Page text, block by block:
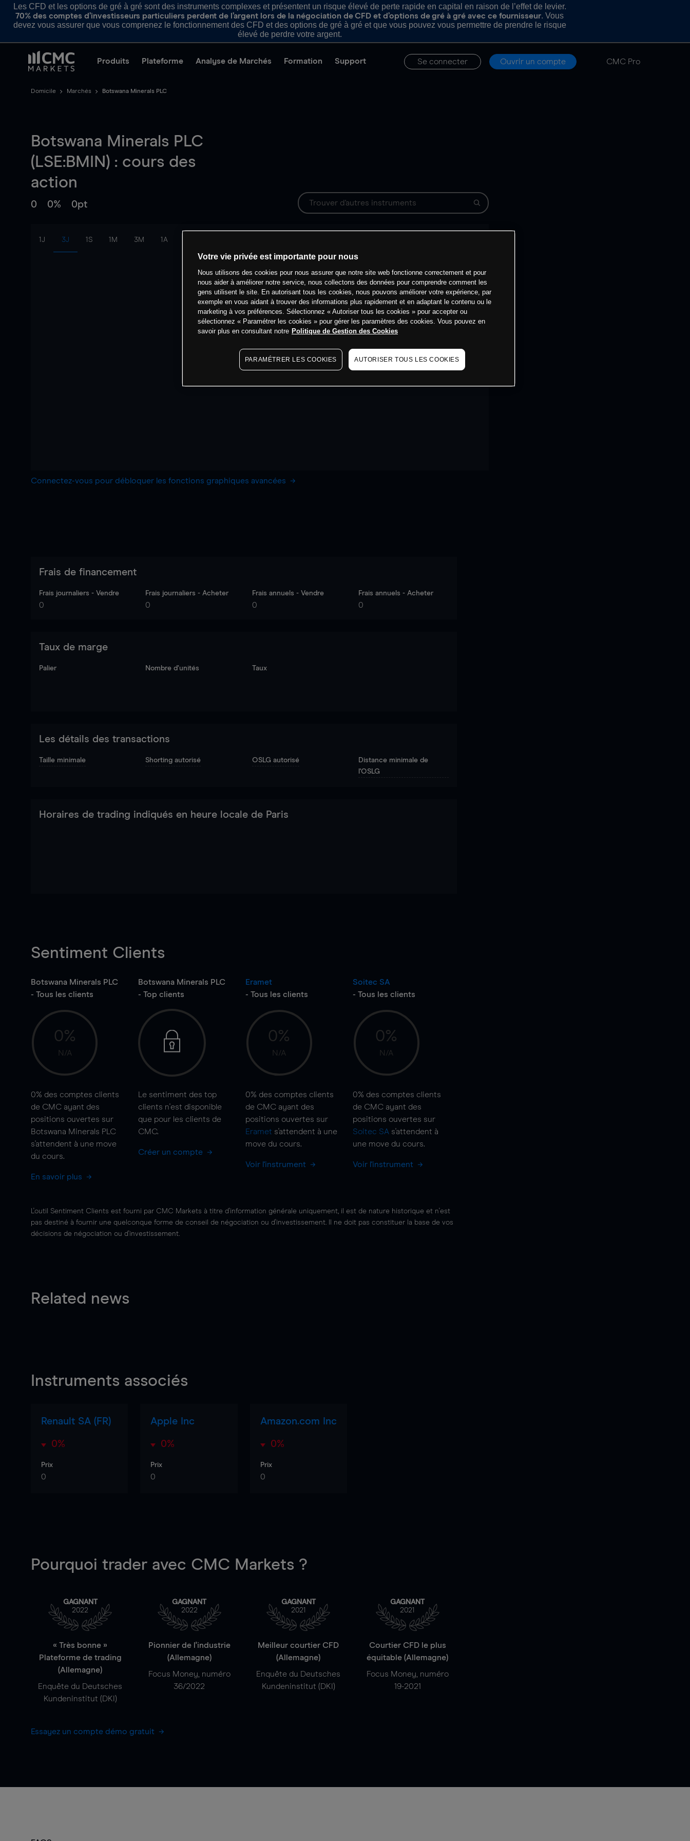
Les CFD et les options de gré à gré sont des instruments complexes et présentent un risque élevé de perte rapide en capital en raison de l’effet de levier.
70% des comptes d’investisseurs particuliers perdent de l’argent lors de la négociation de CFD et d’options de gré à gré avec ce fournisseur. Vous
devez vous assurer que vous comprenez le fonctionnement des CFD et des options de gré à gré et que vous pouvez vous permettre de prendre le risque
élevé de perdre votre argent.
Produits Plateforme Analyse de Marchés Formation Support Se connecter Ouvrir un compte CMC Pro
Domicile Marchés Botswana Minerals PLC
Botswana Minerals PLC
(LSE:BMIN) : cours des
action
0 0% 0pt
1J 3J 1S 1M 3M 1A
Connectez-vous pour débloquer les fonctions graphiques avancées
Frais de financement
Frais journaliers - Vendre
0
Frais journaliers - Acheter
0
Frais annuels - Vendre
0
Frais annuels - Acheter
0
Taux de marge
Palier Nombre d’unités Taux
Les détails des transactions
Taille minimale Shorting autorisé OSLG autorisé
Distance minimale de
l'OSLG
Horaires de trading indiqués en heure locale de Paris
Sentiment Clients
Botswana Minerals PLC
- Tous les clients
0%
N/A
0% des comptes clients
de CMC ayant des
positions ouvertes sur
Botswana Minerals PLC
s'attendent à une move
du cours.
En savoir plus
Botswana Minerals PLC
- Top clients
Le sentiment des top
clients n'est disponible
que pour les clients de
CMC.
Créer un compte
Eramet
- Tous les clients
0%
N/A
0% des comptes clients
de CMC ayant des
positions ouvertes sur
Eramet s'attendent à une
move du cours.
Voir l'instrument
Soitec SA
- Tous les clients
0%
N/A
0% des comptes clients
de CMC ayant des
positions ouvertes sur
Soitec SA s'attendent à
une move du cours.
Voir l'instrument
L'outil Sentiment Clients est fourni par CMC Markets à titre d'information générale uniquement, il est de nature historique et n'est
pas destiné à fournir une quelconque forme de conseil de négociation ou d'investissement. Il ne doit pas constituer la base de vos
décisions de négociation ou d'investissement.
Related news
Instruments associés
Renault SA (FR)
0%
Prix
0
Apple Inc
0%
Prix
0
Amazon.com Inc
0%
Prix
0
Pourquoi trader avec CMC Markets ?
GAGNANT
2022
« Très bonne »
Plateforme de trading
(Allemagne)
Enquête du Deutsches
Kundeninstitut (DKI)
GAGNANT
2022
Pionnier de l'industrie
(Allemagne)
Focus Money, numéro
36/2022
GAGNANT
2021
Meilleur courtier CFD
(Allemagne)
Enquête du Deutsches
Kundeninstitut (DKI)
GAGNANT
2021
Courtier CFD le plus
équitable (Allemagne)
Focus Money, numéro
19-2021
Essayez un compte démo gratuit
Votre vie privée est importante pour nous
Nous utilisons des cookies pour nous assurer que notre site web fonctionne correctement et pour
nous aider à améliorer notre service, nous collectons des données pour comprendre comment les
gens utilisent le site. En autorisant tous les cookies, nous pouvons améliorer votre expérience, par
exemple en vous aidant à trouver des informations plus rapidement et en adaptant le contenu ou le
marketing à vos préférences. Sélectionnez « Autoriser tous les cookies » pour accepter ou
sélectionnez « Paramétrer les cookies » pour gérer les paramètres des cookies. Vous pouvez en
savoir plus en consultant notre Politique de Gestion des Cookies
PARAMÉTRER LES COOKIES AUTORISER TOUS LES COOKIES